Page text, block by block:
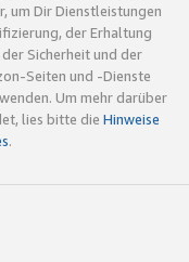
um Dir Dienstleistungen
der Erhaltung
Sicherheit und der
Seiten und -Dienste
Um mehr darüber
lies bitte die Hinweise
.